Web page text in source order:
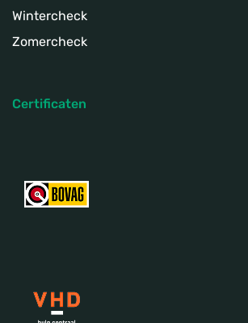
Wintercheck
Zomercheck
Certificaten